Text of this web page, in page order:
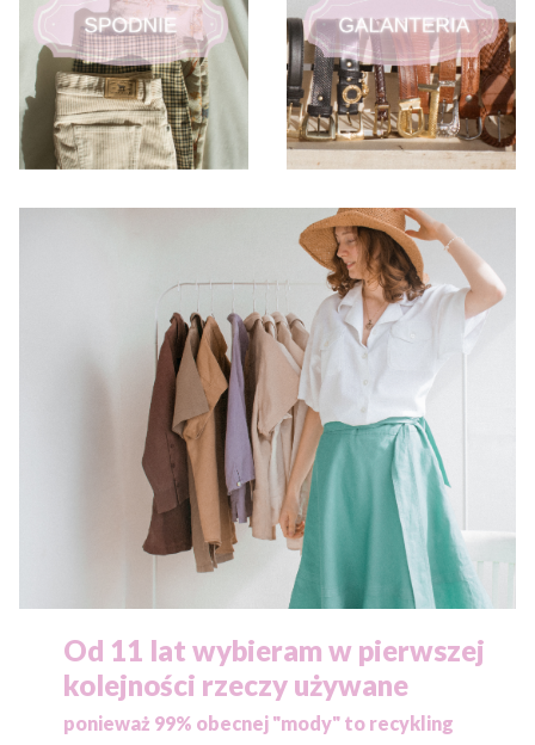
Od 11 lat wybieram w pierwszej
kolejności rzeczy używane
ponieważ 99% obecnej "mody" to recykling